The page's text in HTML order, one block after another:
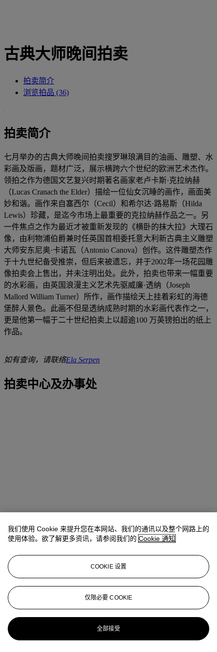
古典大师晚间拍卖
拍卖简介
浏览拍品 (36)
拍卖简介
七月举办的古典大师晚间拍卖搜罗琳琅满目的油画、雕塑、水
彩画及版画，题材广泛，展示横跨六个世纪的欧洲艺术杰作。
领拍之作为德国文艺复兴时期著名画家老卢卡斯·克拉纳赫
（Lucas Cranach the Elder）描绘一位仙女沉睡的画作，画面美
妙和谐。画作来自塞西尔（Cecil）和希尔达·路易斯（Hilda
Lewis）珍藏，是迄今市场上最重要的克拉纳赫作品之一。另
一件焦点之作为最近才被重新发现的《横卧的抹大拉》大理石
像，由利物浦伯爵兼时任英国首相委托意大利新古典主义雕塑
大师安东尼奥·卡诺瓦（Antonio Canova）创作。这件雕塑杰作
于十九世纪备受推崇，但后来被遗忘，并于2002年一场花园雕
像拍卖会上售出，并未注明出处。此外，拍卖也带来一幅重要
的水彩画，由英国浪漫主义艺术先驱威廉·透纳（Joseph
Mallord William Turner）所作，画作描绘天上挂着彩虹的海德
堡醉人景色。此画不但是透纳成熟时期的水彩画代表作之一，
更是他第一幅于二十世纪拍卖上以超逾100 万英镑拍出的纸上
作品。
如有查询，请联络Ela Serpen
拍卖中心及办事处
地址
8 King Street St. James 's
联络我们
+44 (0)20 7839 9060 info@christies.com
我们使用 Cookie 来提升您在本网站、我们的通讯以及整个网路上的
使用体验。欲了解更多资讯，请参阅我们的 Cookie 通知
COOKIE 设置
仅限必要 COOKIE
全部接受